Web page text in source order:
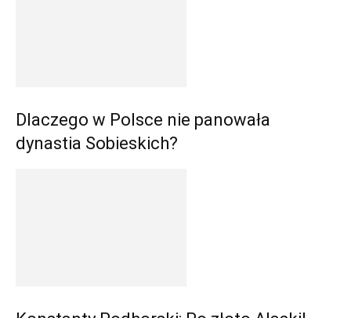
Dlaczego w Polsce nie panowała
dynastia Sobieskich?